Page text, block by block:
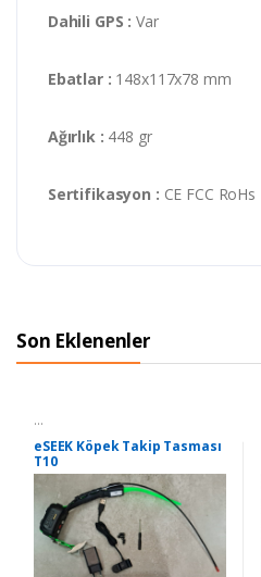
Dahili GPS : Var
Ebatlar : 148x117x78 mm
Ağırlık : 448 gr
Sertifikasyon : CE FCC RoHs
Son Eklenenler
...
eSEEK Köpek Takip Tasması
T10